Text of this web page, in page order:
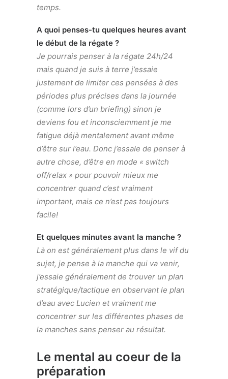
temps.
A quoi penses-tu quelques heures avant
le début de la régate ?
Je pourrais penser à la régate 24h/24
mais quand je suis à terre j’essaie
justement de limiter ces pensées à des
périodes plus précises dans la journée
(comme lors d’un briefing) sinon je
deviens fou et inconsciemment je me
fatigue déjà mentalement avant même
d’être sur l’eau. Donc j’essaIe de penser à
autre chose, d’être en mode « switch
off/relax » pour pouvoir mieux me
concentrer quand c’est vraiment
important, mais ce n’est pas toujours
facile!
Et quelques minutes avant la manche ?
Là on est généralement plus dans le vif du
sujet, je pense à la manche qui va venir,
j’essaie généralement de trouver un plan
stratégique/tactique en observant le plan
d’eau avec Lucien et vraiment me
concentrer sur les différentes phases de
la manches sans penser au résultat.
Le mental au coeur de la
préparation